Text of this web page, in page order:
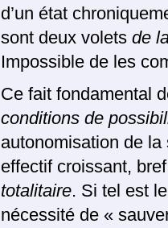
d’un état
sont deux volets de
Impossible de les
Ce fait fondamental
conditions de
autonomisation de
effectif croissant,
totalitaire. Si tel est
nécessité de «